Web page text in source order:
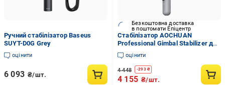
Ручний стабілізатор Baseus
SUYT-D0G Grey
оцінити
6 093 ₴/шт.
Безкоштовна доставка
в поштомати Епіцентр
Стабілізатор AOCHUAN
Professional Gimbal Stabilizer для
Smart X Pro (AOCHUAN-
SMARTXPRO-G)
оцінити
4 448 -293₴
4 155 ₴/шт.